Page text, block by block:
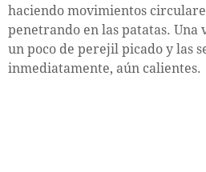
haciendo movimientos
penetrando en las patatas. Una
un poco de perejil picado y las
inmediatamente, aún calientes.